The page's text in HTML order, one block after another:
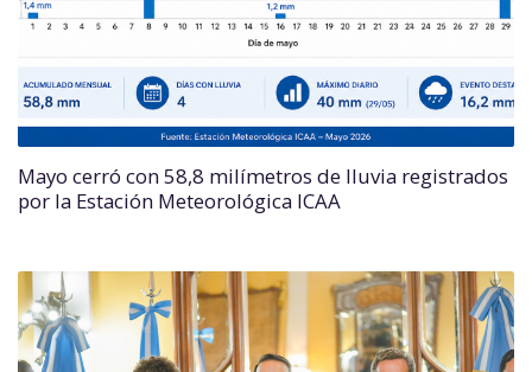
Mayo cerró con 58,8 milímetros de lluvia registrados
por la Estación Meteorológica ICAA